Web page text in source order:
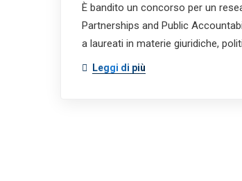
È bandito un concorso per un
Partnerships and Public
a laureati in materie giuridiche,
Leggi di più